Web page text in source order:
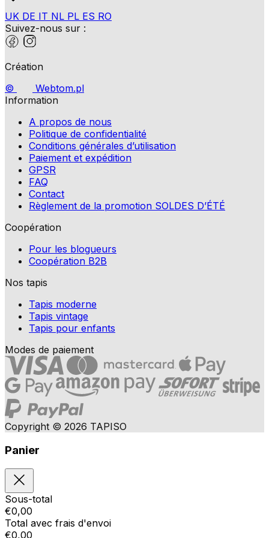
UK DE IT NL PL ES RO
Suivez-nous sur :
Création
©
Webtom.pl
Information
A propos de nous
Politique de confidentialité
Conditions générales d’utilisation
Paiement et expédition
GPSR
FAQ
Contact
Règlement de la promotion SOLDES D’ÉTÉ
Coopération
Pour les blogueurs
Coopération B2B
Nos tapis
Tapis moderne
Tapis vintage
Tapis pour enfants
Modes de paiement
Copyright © 2026 TAPISO
Panier
Sous-total
€0,00
Total avec frais d'envoi
€0,00